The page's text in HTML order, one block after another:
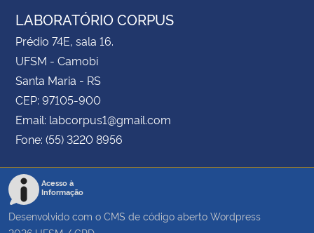
LABORATÓRIO CORPUS
Prédio 74E, sala 16.
UFSM - Camobi
Santa Maria - RS
CEP: 97105-900
Email: labcorpus1@gmail.com
Fone: (55) 3220 8956
Acesso à
Informação
Desenvolvido com o CMS de código aberto Wordpress